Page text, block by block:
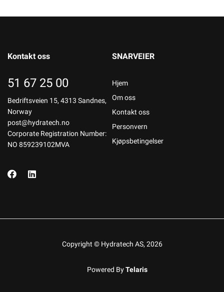
Kontakt oss
51 67 25 00
Bedriftsveien 15, 4313 Sandnes,
Norway
post@hydratech.no
Corporate Registration Number:
NO 859239102MVA
SNARVEIER
Hjem
Om oss
Kontakt oss
Personvern
Kjøpsbetingelser
Copyright © Hydratech AS, 2026
Powered ByTelaris